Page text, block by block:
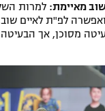
למרות
לפ"ת לאיים
מסוכן, אך